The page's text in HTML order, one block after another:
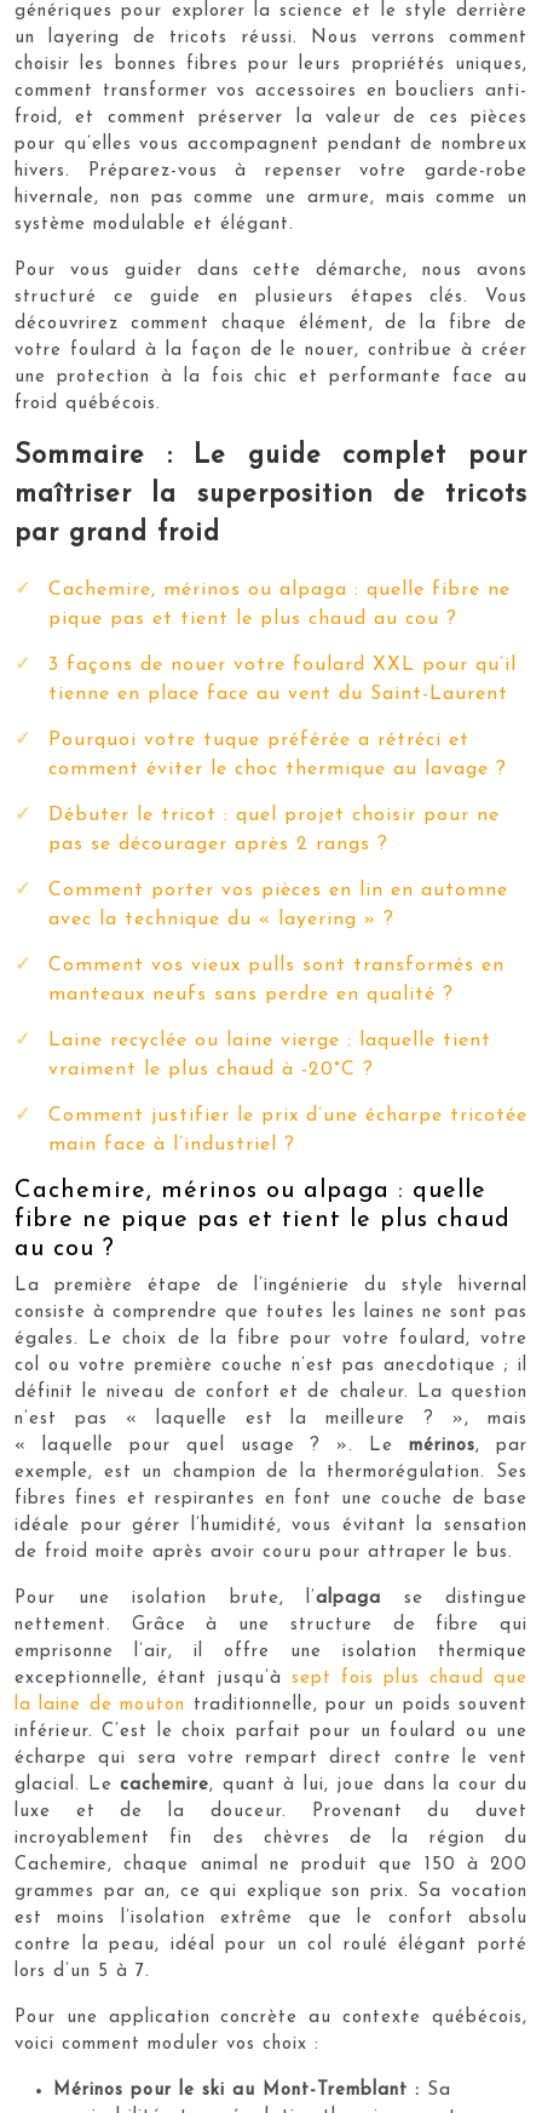
génériques pour explorer la science et le style derrière
un layering de tricots réussi. Nous verrons comment
choisir les bonnes fibres pour leurs propriétés uniques,
comment transformer vos accessoires en boucliers anti-
froid, et comment préserver la valeur de ces pièces
pour qu’elles vous accompagnent pendant de nombreux
hivers. Préparez-vous à repenser votre garde-robe
hivernale, non pas comme une armure, mais comme un
système modulable et élégant.
Pour vous guider dans cette démarche, nous avons
structuré ce guide en plusieurs étapes clés. Vous
découvrirez comment chaque élément, de la fibre de
votre foulard à la façon de le nouer, contribue à créer
une protection à la fois chic et performante face au
froid québécois.
Sommaire : Le guide complet pour
maîtriser la superposition de tricots
par grand froid
Cachemire, mérinos ou alpaga : quelle fibre ne
pique pas et tient le plus chaud au cou ?
3 façons de nouer votre foulard XXL pour qu’il
tienne en place face au vent du Saint-Laurent
Pourquoi votre tuque préférée a rétréci et
comment éviter le choc thermique au lavage ?
Débuter le tricot : quel projet choisir pour ne
pas se décourager après 2 rangs ?
Comment porter vos pièces en lin en automne
avec la technique du « layering » ?
Comment vos vieux pulls sont transformés en
manteaux neufs sans perdre en qualité ?
Laine recyclée ou laine vierge : laquelle tient
vraiment le plus chaud à -20°C ?
Comment justifier le prix d’une écharpe tricotée
main face à l’industriel ?
Cachemire, mérinos ou alpaga : quelle
fibre ne pique pas et tient le plus chaud
au cou ?
La première étape de l’ingénierie du style hivernal
consiste à comprendre que toutes les laines ne sont pas
égales. Le choix de la fibre pour votre foulard, votre
col ou votre première couche n’est pas anecdotique ; il
définit le niveau de confort et de chaleur. La question
n’est pas « laquelle est la meilleure ? », mais
« laquelle pour quel usage ? ». Lemérinos, par
exemple, est un champion de la thermorégulation. Ses
fibres fines et respirantes en font une couche de base
idéale pour gérer l’humidité, vous évitant la sensation
de froid moite après avoir couru pour attraper le bus.
Pour une isolation brute, l’alpaga se distingue
nettement. Grâce à une structure de fibre qui
emprisonne l’air, il offre une isolation thermique
exceptionnelle, étant jusqu’à sept fois plus chaud que
la laine de mouton
traditionnelle, pour un poids souvent
inférieur. C’est le choix parfait pour un foulard ou une
écharpe qui sera votre rempart direct contre le vent
glacial. Le cachemire, quant à lui, joue dans la cour du
luxe et de la douceur. Provenant du duvet
incroyablement fin des chèvres de la région du
Cachemire, chaque animal ne produit que 150 à 200
grammes par an, ce qui explique son prix. Sa vocation
est moins l’isolation extrême que le confort absolu
contre la peau, idéal pour un col roulé élégant porté
lors d’un 5 à 7.
Pour une application concrète au contexte québécois,
voici comment moduler vos choix :
Mérinos pour le ski au Mont-Tremblant : Sa